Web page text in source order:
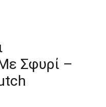
Σφυρί –